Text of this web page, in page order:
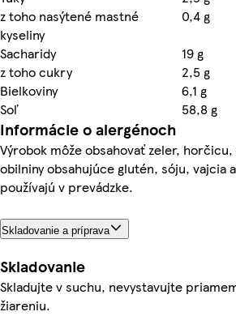
z toho nasýtené mastné
kyseliny
0,4 g
Sacharidy
19 g
z toho cukry
2,5 g
Bielkoviny
6,1 g
Soľ
58,8 g
Informácie o alergénoch
Výrobok môže obsahovať zeler,
obilniny obsahujúce glutén, sóju, vajcia
používajú v prevádzke.
Skladovanie a príprava
Skladovanie
Skladujte v suchu, nevystavujte
žiareniu.